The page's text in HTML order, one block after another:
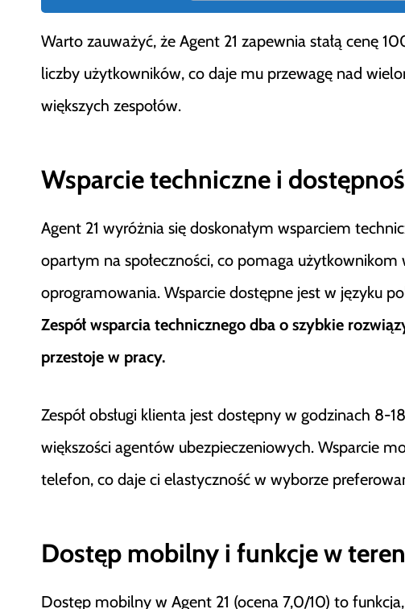
Warto zauważyć, że Agent 21 zapewnia stałą cenę
liczby użytkowników, co daje mu przewagę nad
większych zespołów.
Wsparcie techniczne i
Agent 21 wyróżnia się doskonałym wsparciem
opartym na społeczności, co pomaga
oprogramowania. Wsparcie dostępne jest w języku
Zespół wsparcia technicznego dba o szybkie
przestoje w pracy.
Zespół obsługi klienta jest dostępny w godzinach 8-
większości agentów ubezpieczeniowych. Wsparcie
telefon, co daje ci elastyczność w wyborze
Dostęp mobilny i funkcje w
Dostęp mobilny w Agent 21 (ocena 7,0/10) to